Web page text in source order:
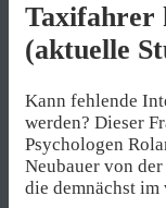
Taxifahrer
(aktuelle
Kann fehlende
werden? Dieser
Psychologen
Neubauer von
die demnächst